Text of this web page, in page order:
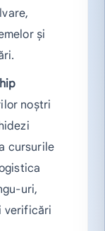
și
noștri
cursurile
uri,
verificări